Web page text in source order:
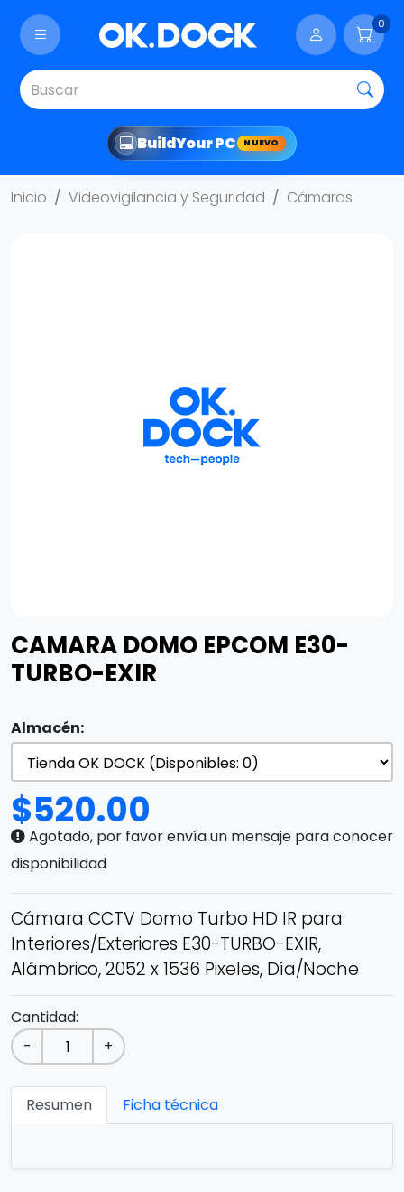
0
BuildYour PC NUEVO
Inicio Videovigilancia y Seguridad Cámaras
CAMARA DOMO EPCOM E30-
TURBO-EXIR
Almacén:
$520.00
Agotado, por favor envía un mensaje para conocer
disponibilidad
Cámara CCTV Domo Turbo HD IR para
Interiores/Exteriores E30-TURBO-EXIR,
Alámbrico, 2052 x 1536 Pixeles, Día/Noche
Cantidad:
-
+
Resumen Ficha técnica